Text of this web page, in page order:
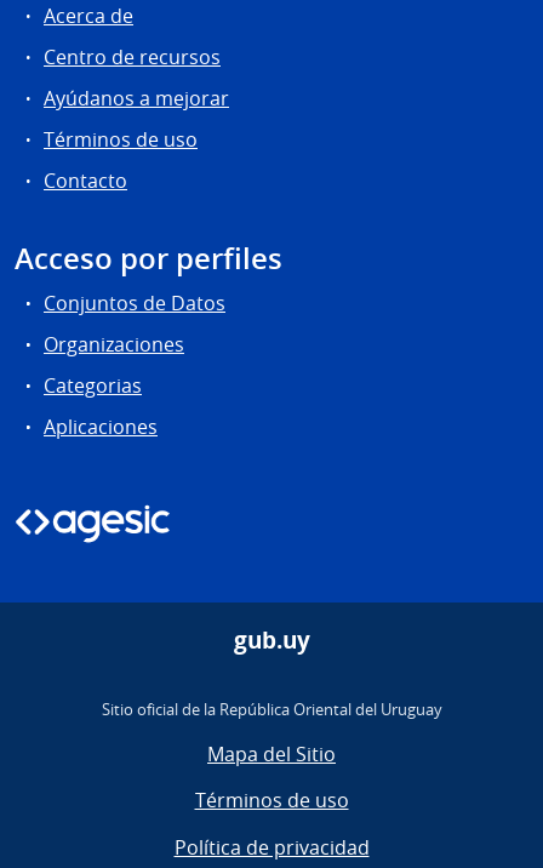
Acerca de
Centro de recursos
Ayúdanos a mejorar
Términos de uso
Contacto
Acceso por perfiles
Conjuntos de Datos
Organizaciones
Categorias
Aplicaciones
gub.uy
Sitio oficial de la República Oriental del Uruguay
Mapa del Sitio
Términos de uso
Política de privacidad